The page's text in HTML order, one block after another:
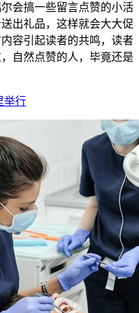
会搞一些留言点赞的小活
出礼品，这样就会大大促
容引起读者的共鸣，读者
自然点赞的人，毕竟还是
举行